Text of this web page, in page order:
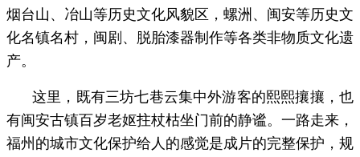
烟台山、冶山等历史文化风貌区，螺洲、闽安等历史文
化名镇名村，闽剧、脱胎漆器制作等各类非物质文化遗
产。
这里，既有三坊七巷云集中外游客的熙熙攘攘，也
有闽安古镇百岁老妪拄杖枯坐门前的静谧。一路走来，
福州的城市文化保护给人的感觉是成片的完整保护，规